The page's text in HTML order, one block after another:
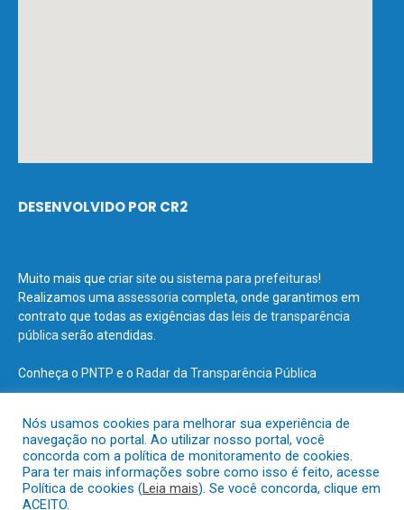
DESENVOLVIDO POR CR2
Muito mais que criar site ou sistema para prefeituras!
Realizamos uma assessoria completa, onde garantimos em
contrato que todas as exigências das leis de transparência
pública serão atendidas.
Conheça o PNTP e o Radar da Transparência Pública
Todos os direitos reservados a Prefeitura Municipal de Terra Santa.
Nós usamos cookies para melhorar sua experiência de
navegação no portal. Ao utilizar nosso portal, você
concorda com a política de monitoramento de cookies.
Para ter mais informações sobre como isso é feito, acesse
Política de cookies (Leia mais). Se você concorda, clique em
ACEITO.